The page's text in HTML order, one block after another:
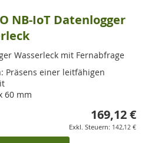
NB-IoT Datenlogger
Wasserleck mit Fernabfrage
Präsens einer leitfähigen
60 mm
169,12 €
142,12 €